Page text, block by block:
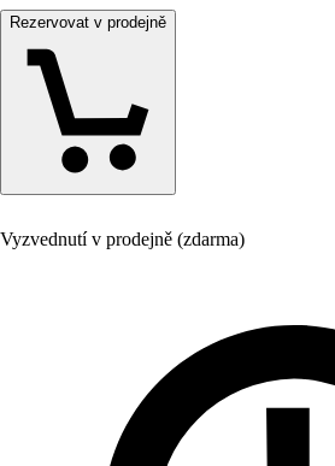
Rezervovat v prodejně
Vyzvednutí v prodejně (zdarma)